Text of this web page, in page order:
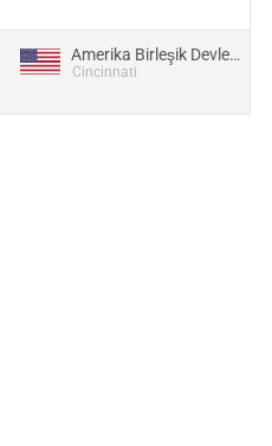
Amerika Birleşik Devletleri
Cincinnati